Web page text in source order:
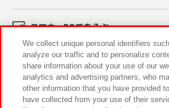
スマホ・PCであそぶ
イベント・キャンペーン
We collect unique personal identifiers
analyze our traffic and to personalize
share information about your use of our
analytics and advertising partners, who
other information that you have provided
have collected from your use of their